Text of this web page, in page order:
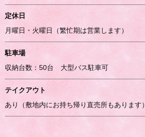
定休日
月曜日・火曜日（繁忙期は営業します）
駐車場
収納台数：50台 大型バス駐車可
テイクアウト
あり（敷地内にお持ち帰り直売所もあります）